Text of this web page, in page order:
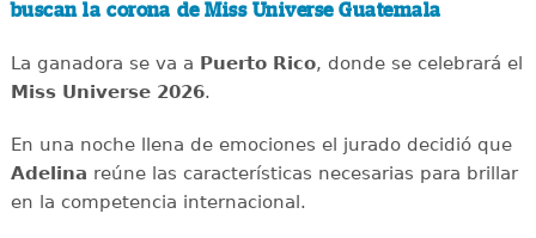
buscan la corona de Miss Universe Guatemala
La ganadora se va a Puerto Rico, donde se celebrará el
Miss Universe 2026.
En una noche llena de emociones el jurado decidió que
Adelina reúne las características necesarias para brillar
en la competencia internacional.